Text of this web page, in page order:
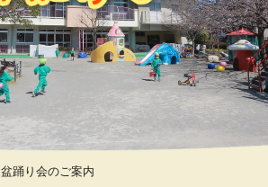
盆踊り会のご案内